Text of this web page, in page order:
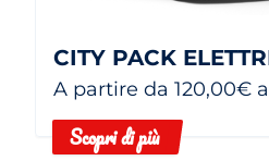
CITY PACK
A partire da 120,00€
Scopri di più